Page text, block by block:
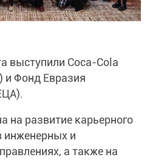
выступили Coca-Cola
и Фонд Евразия
на развитие карьерного
инженерных и
а также на